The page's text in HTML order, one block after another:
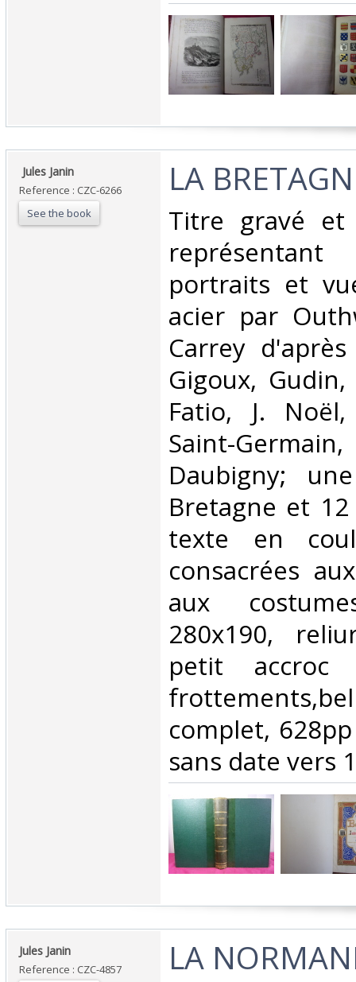
‎ Jules Janin‎
Reference : CZC-6266
See the book
‎LA
‎Titre gravé et
portraits et
acier par
Carrey
Gigoux,
Fatio, J.
Saint-
Daubigny;
Bretagne et
texte en
consacrées
aux
280x190,
petit
complet,
sans date vers
‎Jules Janin‎
Reference : CZC-4857
‎LA